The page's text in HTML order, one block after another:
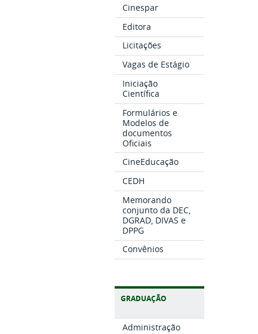
Cinespar
Editora
Licitações
Vagas de Estágio
Iniciação
Científica
Formulários e
Modelos de
documentos
Oficiais
CineEducação
CEDH
Memorando
conjunto da DEC,
DGRAD, DIVAS e
DPPG
Convênios
GRADUAÇÃO
Administração